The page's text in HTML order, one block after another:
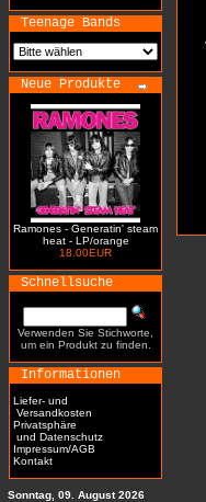
Teenage Bands
Neue Produkte
Ramones - Generatin' steam
heat - LP/orange
18.00EUR
Schnellsuche
Verwenden Sie Stichworte,
um ein Produkt zu finden.
Informationen
Liefer- und
Versandkosten
Privatsphäre
und Datenschutz
Impressum/AGB
Kontakt
Sonntag, 09. August 2026